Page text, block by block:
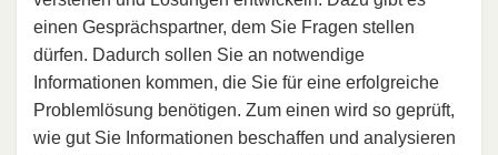
einen Gesprächspartner, dem Sie Fragen stellen
dürfen. Dadurch sollen Sie an notwendige
Informationen kommen, die Sie für eine erfolgreiche
Problemlösung benötigen. Zum einen wird so geprüft,
wie gut Sie Informationen beschaffen und analysieren